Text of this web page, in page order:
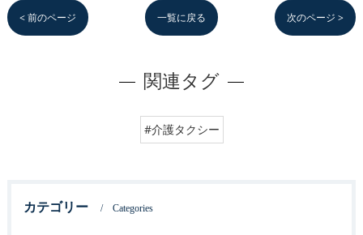
< 前のページ 一覧に戻る 次のページ >
関連タグ
#介護タクシー
カテゴリー Categories